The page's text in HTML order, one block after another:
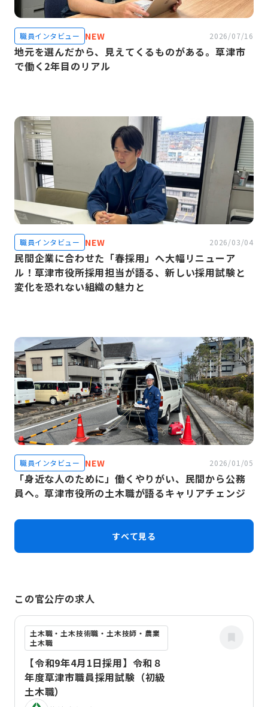
地元を選んだから、見えてくるものがある。草津市
で働く2年目のリアル
職員インタビュー NEW 2026/07/16
民間企業に合わせた「春採用」へ大幅リニューア
ル！草津市役所採用担当が語る、新しい採用試験と
変化を恐れない組織の魅力と
職員インタビュー NEW 2026/03/04
「身近な人のために」働くやりがい、民間から公務
員へ。草津市役所の土木職が語るキャリアチェンジ
職員インタビュー NEW 2026/01/05
すべて見る
この官公庁の求人
土木職・土木技術職・土木技師・農業
土木職
【令和9年4月1日採用】令和８
年度草津市職員採用試験（初級
土木職）